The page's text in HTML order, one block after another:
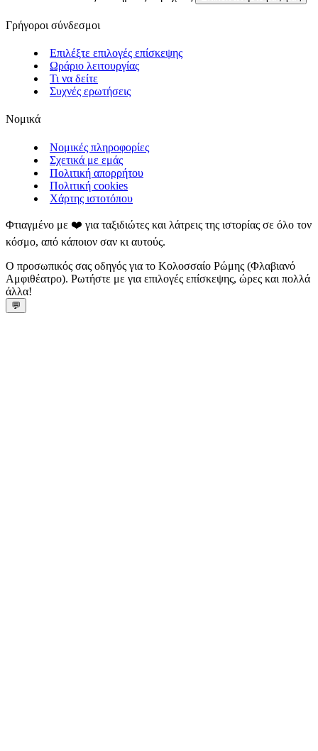
Γρήγοροι σύνδεσμοι
Επιλέξτε επιλογές επίσκεψης
Ωράριο λειτουργίας
Τι να δείτε
Συχνές ερωτήσεις
Νομικά
Νομικές πληροφορίες
Σχετικά με εμάς
Πολιτική απορρήτου
Πολιτική cookies
Χάρτης ιστοτόπου
Φτιαγμένο με ❤️ για ταξιδιώτες και λάτρεις της ιστορίας σε όλο τον
κόσμο, από κάποιον σαν κι αυτούς.
Ο προσωπικός σας οδηγός για το Κολοσσαίο Ρώμης (Φλαβιανό
Αμφιθέατρο). Ρωτήστε με για επιλογές επίσκεψης, ώρες και πολλά
άλλα!
💬